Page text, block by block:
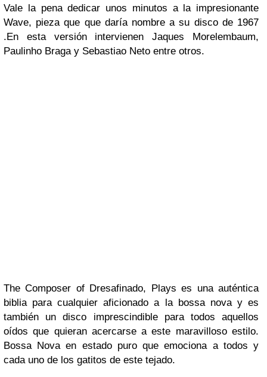
Vale la pena dedicar unos minutos a la impresionante
Wave, pieza que que daría nombre a su disco de 1967
.En esta versión intervienen Jaques Morelembaum,
Paulinho Braga y Sebastiao Neto entre otros.
The Composer of Dresafinado, Playses una auténtica
biblia para cualquier aficionado a la bossa nova y es
también un disco imprescindible para todos aquellos
oídos que quieran acercarse a este maravilloso estilo.
Bossa Novaen estado puro que emociona a todos y
cada uno de los gatitos de este tejado.